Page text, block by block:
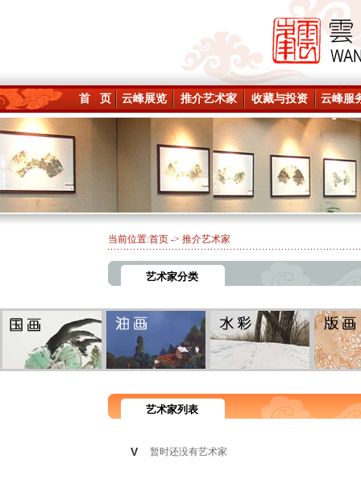
首 页 云峰展览 推介艺术家 收藏与投资 云峰服
当前位置:首页 -> 推介艺术家
艺术家分类
艺术家列表
V 暂时还没有艺术家